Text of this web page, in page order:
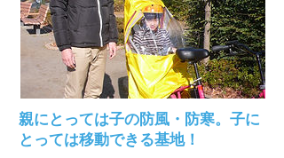
親にとっては子の防風・防寒。子に
とっては移動できる基地！